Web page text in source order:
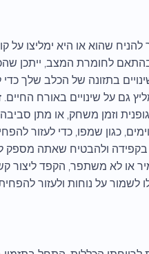
שהוא או היא ימליצו על
לחומרת המצב, ייתכן
בתזונה של הכלב שלך
גם על שינויים באורח החיים.
וזמן משחק, או מתן סביבה
כגון שמפו, כדי לעזור
בקפידה ולהבטיח שאתה מספק
או לא משתפר, הקפד ליצור
לשמור על נוחות ולעזור